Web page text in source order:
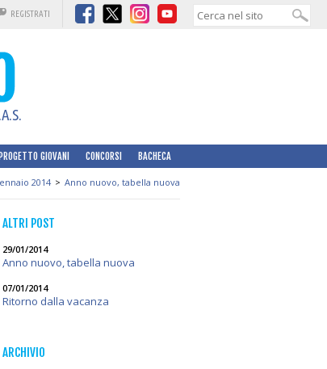
REGISTRATI
PROGETTO GIOVANI CONCORSI BACHECA
2014 > Anno nuovo, tabella nuova
ALTRI POST
29/01/2014
Anno nuovo, tabella nuova
07/01/2014
Ritorno dalla vacanza
ARCHIVIO